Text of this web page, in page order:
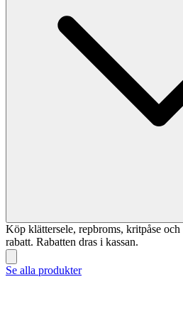
Köp klättersele, repbroms, kritpåse
rabatt. Rabatten dras i kassan.
Se alla produkter